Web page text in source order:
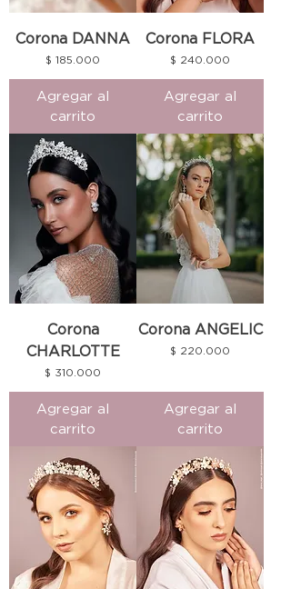
Corona DANNA
Precio
$ 185.000
Agregar al
carrito
Corona FLORA
Precio
$ 240.000
Agregar al
carrito
Corona
CHARLOTTE
Precio
$ 310.000
Agregar al
carrito
Corona ANGELIC
Precio
$ 220.000
Agregar al
carrito